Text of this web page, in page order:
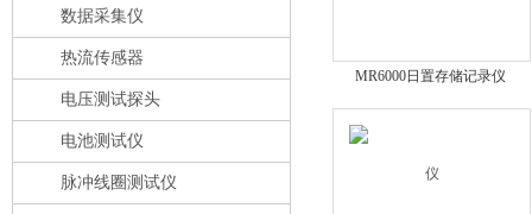
数据采集仪
热流传感器
电压测试探头
电池测试仪
脉冲线圈测试仪
MR6000日置存储记录仪